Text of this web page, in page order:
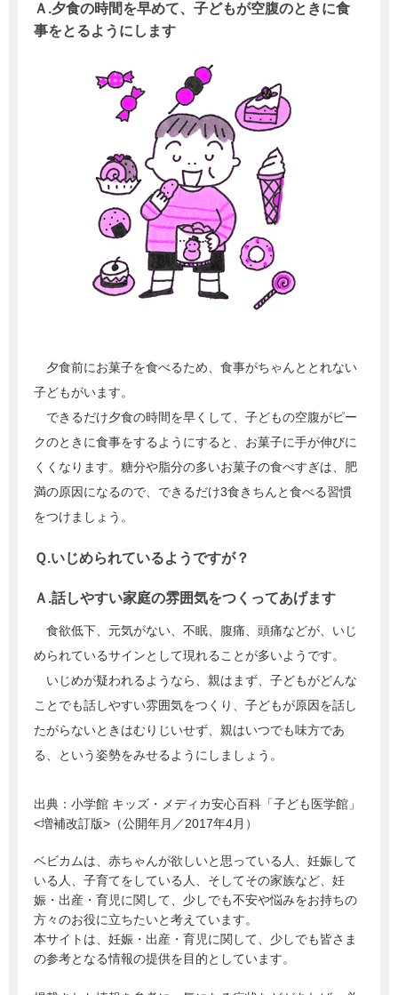
Ａ.夕食の時間を早めて、子どもが空腹のときに食
事をとるようにします
夕食前にお菓子を食べるため、食事がちゃんととれない
子どもがいます。
できるだけ夕食の時間を早くして、子どもの空腹がピー
クのときに食事をするようにすると、お菓子に手が伸びに
くくなります。糖分や脂分の多いお菓子の食べすぎは、肥
満の原因になるので、できるだけ3食きちんと食べる習慣
をつけましょう。
Ｑ.いじめられているようですが？
Ａ.話しやすい家庭の雰囲気をつくってあげます
食欲低下、元気がない、不眠、腹痛、頭痛などが、いじ
められているサインとして現れることが多いようです。
いじめが疑われるようなら、親はまず、子どもがどんな
ことでも話しやすい雰囲気をつくり、子どもが原因を話し
たがらないときはむりじいせず、親はいつでも味方であ
る、という姿勢をみせるようにしましょう。
出典： 小学館 キッズ・メディカ安心百科「子ども医学館」
<増補改訂版>（公開年月／2017年4月）
ベビカムは、赤ちゃんが欲しいと思っている人、妊娠して
いる人、子育てをしている人、そしてその家族など、妊
娠・出産・育児に関して、少しでも不安や悩みをお持ちの
方々のお役に立ちたいと考えています。
本サイトは、妊娠・出産・育児に関して、少しでも皆さま
の参考となる情報の提供を目的としています。